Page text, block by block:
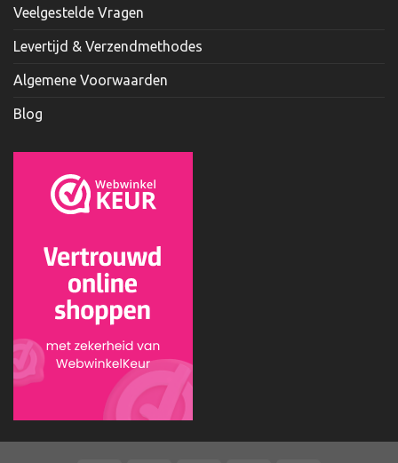
Veelgestelde Vragen
Levertijd & Verzendmethodes
Algemene Voorwaarden
Blog